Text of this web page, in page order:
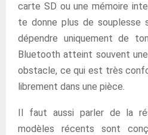
carte SD ou une mémoire
te donne plus de souplesse
dépendre uniquement de
Bluetooth atteint souvent
obstacle, ce qui est très
librement dans une pièce.
Il faut aussi parler de la
modèles récents sont